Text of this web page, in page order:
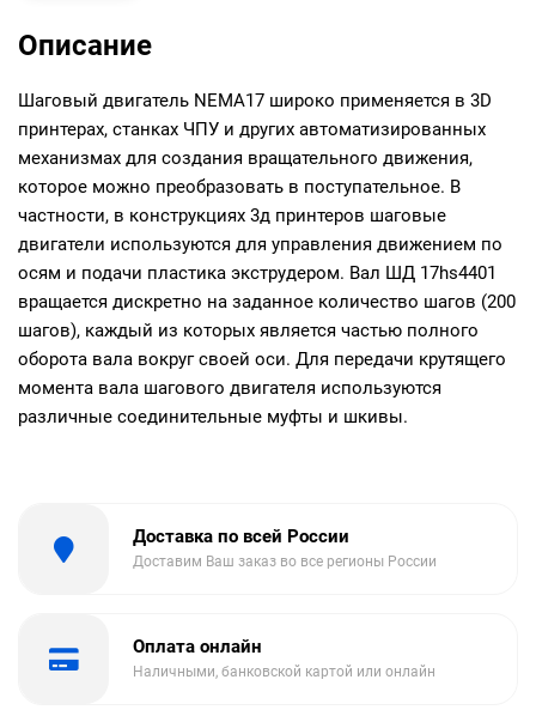
Описание
Шаговый двигатель NEMA17 широко применяется в 3D
принтерах, станках ЧПУ и других автоматизированных
механизмах для создания вращательного движения,
которое можно преобразовать в поступательное. В
частности, в конструкциях 3д принтеров шаговые
двигатели используются для управления движением по
осям и подачи пластика экструдером. Вал ШД 17hs4401
вращается дискретно на заданное количество шагов (200
шагов), каждый из которых является частью полного
оборота вала вокруг своей оси. Для передачи крутящего
момента вала шагового двигателя используются
различные соединительные муфты и шкивы.
Доставка по всей России
Доставим Ваш заказ во все регионы России
Оплата онлайн
Наличными, банковской картой или онлайн